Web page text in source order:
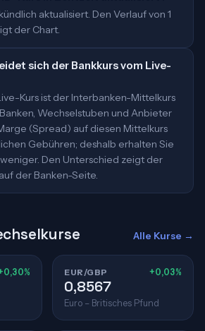
aktualisiert. Den Verlauf von 1
der Chart.
sich der Bankkurs vom Live-
Kurs ist der Interbanken-Mittelkurs
Wechselstuben und Anbieter
(Spread) auf diesen Mittelkurs
Gebühren; deshalb erhalten Sie
Den Unterschied zeigt der
der Banken-Seite.
Alle Kurse →
EUR/GBP +0,03%
0,8567
Euro – Britisches Pfund